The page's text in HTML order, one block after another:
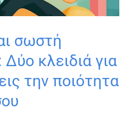
σωστή
κλειδιά για
την ποιότητα